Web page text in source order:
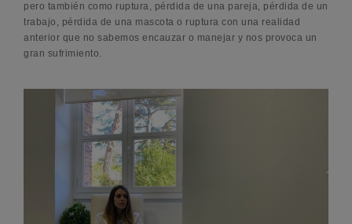
pero también como ruptura, pérdida de una pareja, pérdida de un
trabajo, pérdida de una mascota o ruptura con una realidad
anterior que no sabemos encauzar o manejar y nos provoca un
gran sufrimiento.